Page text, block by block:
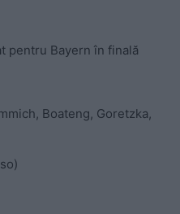
pentru Bayern în finală
Boateng, Goretzka,